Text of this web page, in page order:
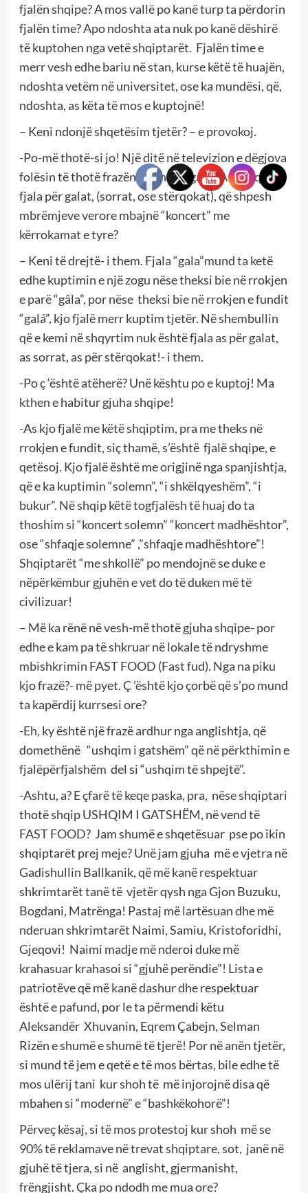
fjalën shqipe? A mos vallë po kanë turp ta përdorin
fjalën time? Apo ndoshta ata nuk po kanë dëshirë
të kuptohen nga vetë shqiptarët. Fjalën time e
merr vesh edhe bariu në stan, kurse këtë të huajën,
ndoshta vetëm në universitet, ose ka mundësi, që,
ndoshta, as këta të mos e kuptojnë!
– Keni ndonjë shqetësim tjetër? – e provokoj.
-Po-më thotë-si jo! Një ditë në televizion e dëgjova
folësin të thotë frazën “ koncert gala”. A mos qe
fjala për galat, (sorrat, ose stërqokat), që shpesh
mbrëmjeve verore mbajnë “koncert” me
kërrokamat e tyre?
– Keni të drejtë- i them. Fjala “gala”mund ta ketë
edhe kuptimin e një zogu nëse theksi bie në rrokjen
e parë “gâla”, por nëse theksi bie në rrokjen e fundit
“galá”, kjo fjalë merr kuptim tjetër. Në shembullin
që e kemi në shqyrtim nuk është fjala as për galat,
as sorrat, as për stërqokat!- i them.
-Po ç ‘është atëherë? Unë kështu po e kuptoj! Ma
kthen e habitur gjuha shqipe!
-As kjo fjalë me këtë shqiptim, pra me theks në
rrokjen e fundit, siç thamë, s’është fjalë shqipe, e
qetësoj. Kjo fjalë është me origjinë nga spanjishtja,
që e ka kuptimin “solemn”, “i shkëlqyeshëm”, “i
bukur”. Në shqip këtë togfjalësh të huaj do ta
thoshim si “koncert solemn” “koncert madhështor”,
ose “shfaqje solemne” ,”shfaqje madhështore”!
Shqiptarët “me shkollë” po mendojnë se duke e
nëpërkëmbur gjuhën e vet do të duken më të
civilizuar!
– Më ka rënë në vesh-më thotë gjuha shqipe- por
edhe e kam pa të shkruar në lokale të ndryshme
mbishkrimin FAST FOOD (Fast fud). Nga na piku
kjo frazë?- më pyet. Ç ’është kjo çorbë që s’po mund
ta kapërdij kurrsesi ore?
-Eh, ky është një frazë ardhur nga anglishtja, që
domethënë “ushqim i gatshëm” që në përkthimin e
fjalëpërfjalshëm del si “ushqim të shpejtë”.
-Ashtu, a? E çfarë të keqe paska, pra, nëse shqiptari
thotë shqip USHQIM I GATSHËM, në vend të
FAST FOOD? Jam shumë e shqetësuar pse po ikin
shqiptarët prej meje? Unë jam gjuha më e vjetra në
Gadishullin Ballkanik, që më kanë respektuar
shkrimtarët tanë të vjetër qysh nga Gjon Buzuku,
Bogdani, Matrënga! Pastaj më lartësuan dhe më
nderuan shkrimtarët Naimi, Samiu, Kristoforidhi,
Gjeqovi! Naimi madje më nderoi duke më
krahasuar krahasoi si “gjuhë perëndie”! Lista e
patriotëve që më kanë dashur dhe respektuar
është e pafund, por le ta përmendi këtu
Aleksandër Xhuvanin, Eqrem Çabejn, Selman
Rizën e shumë e shumë të tjerë! Por në anën tjetër,
si mund të jem e qetë e të mos bërtas, bile edhe të
mos ulërij tani kur shoh të më injorojnë disa që
mbahen si “modernë” e “bashkëkohorë”!
Përveç kësaj, si të mos protestoj kur shoh më se
90% të reklamave në trevat shqiptare, sot, janë në
gjuhë të tjera, si në anglisht, gjermanisht,
frëngjisht. Çka po ndodh me mua ore?